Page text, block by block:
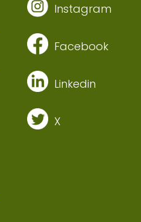
Instagram
Facebook
Linkedin
X